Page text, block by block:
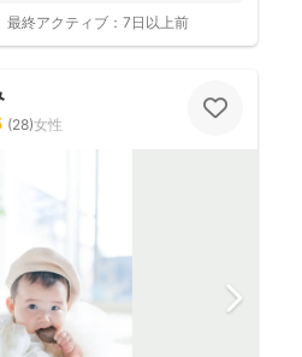
最終アクティブ： 7日以上前
(28)女性